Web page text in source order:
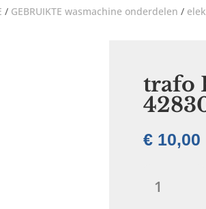
/ GEBRUIKTE wasmachine onderdelen /
trafo
€10,00
Kaschke